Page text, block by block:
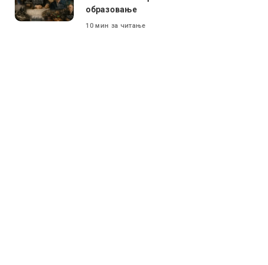
образовање
10 мин за читање